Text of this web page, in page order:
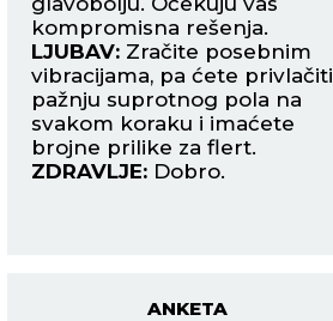
kompromisna rešenja.
LJUBAV: Zračite posebnim
vibracijama, pa ćete privlačiti
pažnju suprotnog pola na
svakom koraku i imaćete
brojne prilike za flert.
ZDRAVLJE: Dobro.
ANKETA